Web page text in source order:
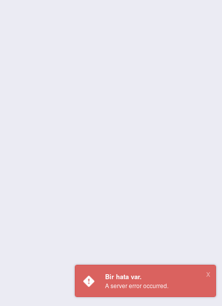
Bir hata var.
A server error occurred.